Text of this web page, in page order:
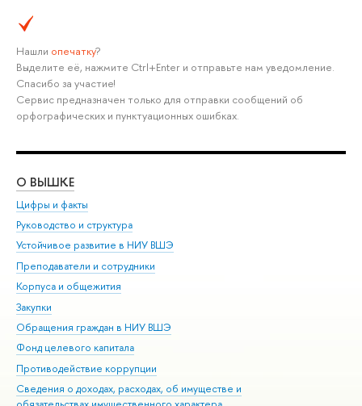
Нашли опечатку?
Выделите её, нажмите Ctrl+Enter и отправьте нам уведомление.
Спасибо за участие!
Сервис предназначен только для отправки сообщений об
орфографических и пунктуационных ошибках.
О ВЫШКЕ
Цифры и факты
Руководство и структура
Устойчивое развитие в НИУ ВШЭ
Преподаватели и сотрудники
Корпуса и общежития
Закупки
Обращения граждан в НИУ ВШЭ
Фонд целевого капитала
Противодействие коррупции
Сведения о доходах, расходах, об имуществе и